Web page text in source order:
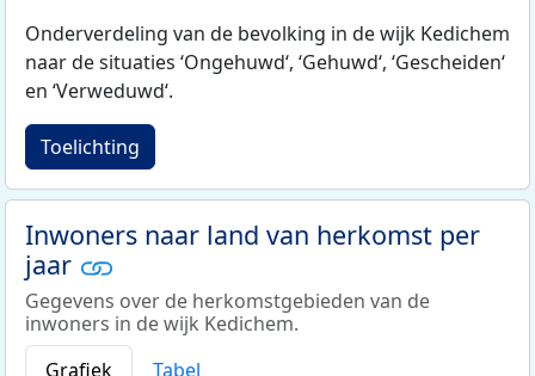
Onderverdeling van de bevolking in de wijk Kedichem
naar de situaties ‘Ongehuwd‘, ‘Gehuwd‘, ‘Gescheiden‘
en ‘Verweduwd‘.
Toelichting
Inwoners naar land van herkomst per
jaar
Gegevens over de herkomstgebieden van de
inwoners in de wijk Kedichem.
Grafiek
Tabel